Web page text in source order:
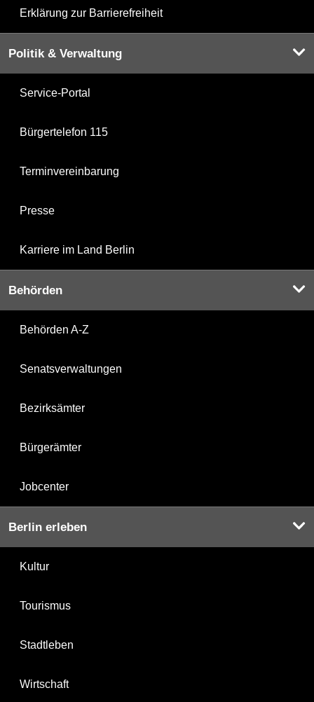
Erklärung zur Barrierefreiheit
Politik & Verwaltung
Service-Portal
Bürgertelefon 115
Terminvereinbarung
Presse
Karriere im Land Berlin
Behörden
Behörden A-Z
Senatsverwaltungen
Bezirksämter
Bürgerämter
Jobcenter
Berlin erleben
Kultur
Tourismus
Stadtleben
Wirtschaft